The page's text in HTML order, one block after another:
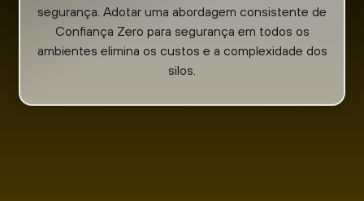
segurança. Adotar uma abordagem consistente de
Confiança Zero para segurança em todos os
ambientes elimina os custos e a complexidade dos
silos.